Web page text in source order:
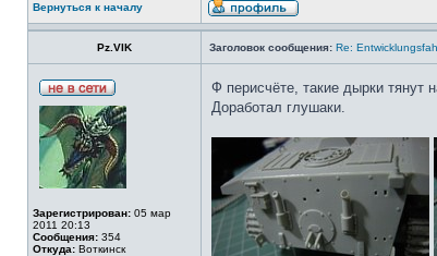
Вернуться к началу
Pz.VIK Заголовок сообщения: Re:
Зарегистрирован: 05 мар
2011 20:13
Сообщения: 354
Откуда: Воткинск
Ф перисчёте, такие дырки тянут
Доработал глушаки.